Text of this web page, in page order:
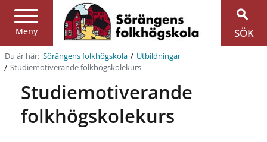
Meny
Region
Jönköpings
län
SÖK
Du är här: Sörängens folkhögskola / Utbildningar
/ Studiemotiverande folkhögskolekurs
Studiemotiverande
folkhögskolekurs